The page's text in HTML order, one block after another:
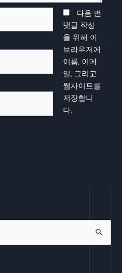
다음 번
댓글 작성
을 위해 이
브라우저에
이름, 이메
일, 그리고
웹사이트를
저장합니
다.